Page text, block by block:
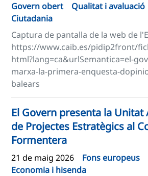
Govern obert
Qualitat i avaluació
Ciutadania
Captura de pantalla de la web de
https://www.caib.es/pidip2front/
html?lang=ca&urlSemantica=el-
marxa-la-primera-enquesta-
balears
El Govern presenta la Unitat
de Projectes Estratègics al
Formentera
21 de maig 2026
Fons europeus
Economia i hisenda